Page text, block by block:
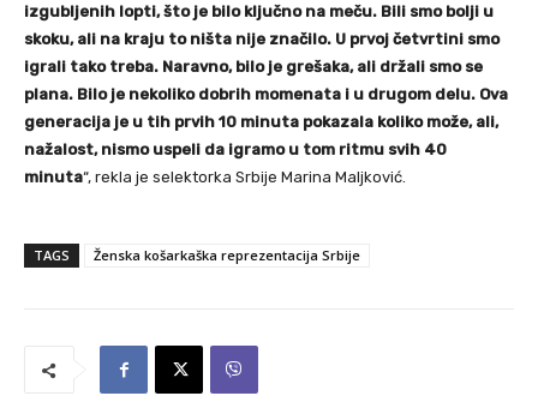
izgubljenih lopti, što je bilo ključno na meču. Bili smo bolji u
skoku, ali na kraju to ništa nije značilo. U prvoj četvrtini smo
igrali tako treba. Naravno, bilo je grešaka, ali držali smo se
plana. Bilo je nekoliko dobrih momenata i u drugom delu. Ova
generacija je u tih prvih 10 minuta pokazala koliko može, ali,
nažalost, nismo uspeli da igramo u tom ritmu svih 40
minuta“, rekla je selektorka Srbije Marina Maljković.
TAGS Ženska košarkaška reprezentacija Srbije